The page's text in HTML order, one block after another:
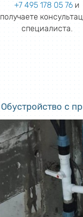
+7 495 178 05 76и
получаете
специалиста.
Обустройство с